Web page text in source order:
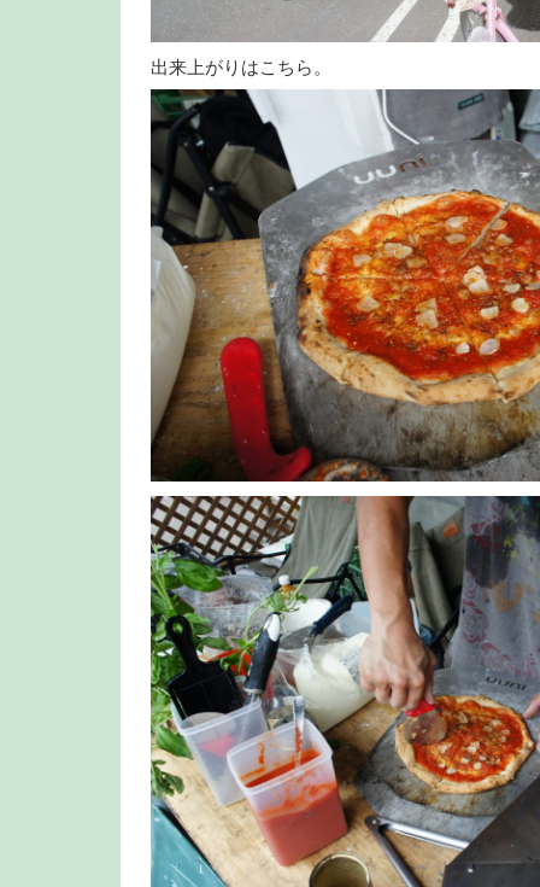
出来上がりはこちら。